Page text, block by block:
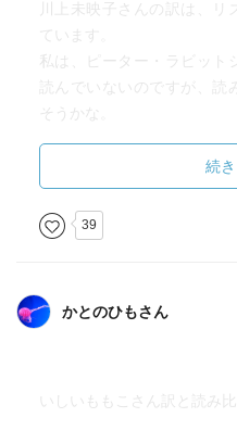
川上未映子さんの訳は、
ています。
私は、ピーター・ラビット
読んでいないのですが、
そうかな。
幸せな気持ちになります。
次の作品は、どんなお話し
続
39
かとのひもさん
いしいももこさん訳と読み